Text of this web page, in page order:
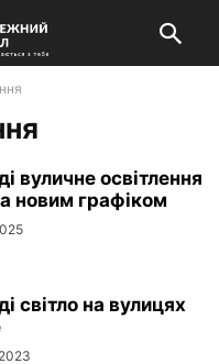
вуличне освітлення
новим графіком
світло на вулицях